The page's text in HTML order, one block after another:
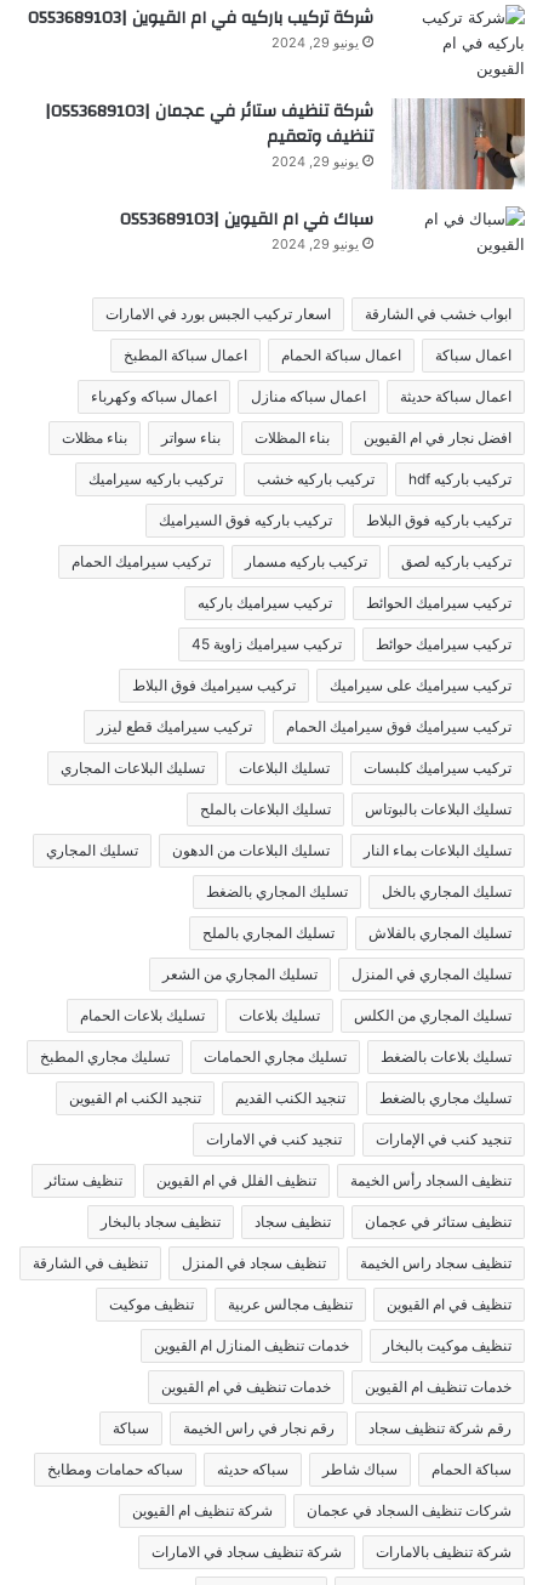
شركة تركيب باركيه في ام القيوين |0553689103
يونيو 29, 2024
شركة تنظيف ستائر في عجمان |0553689103|
تنظيف وتعقيم
يونيو 29, 2024
سباك في ام القيوين |0553689103
يونيو 29, 2024
ابواب خشب في الشارقة اسعار تركيب الجبس بورد في الامارات
اعمال سباكة اعمال سباكة الحمام اعمال سباكة المطبخ
اعمال سباكة حديثة اعمال سباكه منازل اعمال سباكه وكهرباء
افضل نجار في ام القيوين بناء المظلات بناء سواتر بناء مظلات
تركيب باركيه hdf تركيب باركيه خشب تركيب باركيه سيراميك
تركيب باركيه فوق البلاط تركيب باركيه فوق السيراميك
تركيب باركيه لصق تركيب باركيه مسمار تركيب سيراميك الحمام
تركيب سيراميك الحوائط تركيب سيراميك باركيه
تركيب سيراميك حوائط تركيب سيراميك زاوية 45
تركيب سيراميك على سيراميك تركيب سيراميك فوق البلاط
تركيب سيراميك فوق سيراميك الحمام تركيب سيراميك قطع ليزر
تركيب سيراميك كلبسات تسليك البلاعات تسليك البلاعات المجاري
تسليك البلاعات بالبوتاس تسليك البلاعات بالملح
تسليك البلاعات بماء النار تسليك البلاعات من الدهون تسليك المجاري
تسليك المجاري بالخل تسليك المجاري بالضغط
تسليك المجاري بالفلاش تسليك المجاري بالملح
تسليك المجاري في المنزل تسليك المجاري من الشعر
تسليك المجاري من الكلس تسليك بلاعات تسليك بلاعات الحمام
تسليك بلاعات بالضغط تسليك مجاري الحمامات تسليك مجاري المطبخ
تسليك مجاري بالضغط تنجيد الكنب القديم تنجيد الكنب ام القيوين
تنجيد كنب في الإمارات تنجيد كنب في الامارات
تنظيف السجاد رأس الخيمة تنظيف الفلل في ام القيوين تنظيف ستائر
تنظيف ستائر في عجمان تنظيف سجاد تنظيف سجاد بالبخار
تنظيف سجاد راس الخيمة تنظيف سجاد في المنزل تنظيف في الشارقة
تنظيف في ام القيوين تنظيف مجالس عربية تنظيف موكيت
تنظيف موكيت بالبخار خدمات تنظيف المنازل ام القيوين
خدمات تنظيف ام القيوين خدمات تنظيف في ام القيوين
رقم شركة تنظيف سجاد رقم نجار في راس الخيمة سباكة
سباكة الحمام سباك شاطر سباكه حديثه سباكه حمامات ومطابخ
شركات تنظيف السجاد في عجمان شركة تنظيف ام القيوين
شركة تنظيف بالامارات شركة تنظيف سجاد في الامارات